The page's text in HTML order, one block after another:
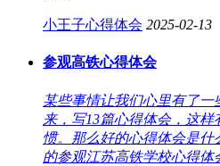
小王子心得体会 2025-02-13
参观高铁心得体会
某些事情让我们心里有了
来，写13篇心得体会，这
惯。那么好的心得体会是
的参观江苏高铁学校心得